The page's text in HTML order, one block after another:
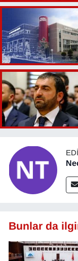
Bunlar da